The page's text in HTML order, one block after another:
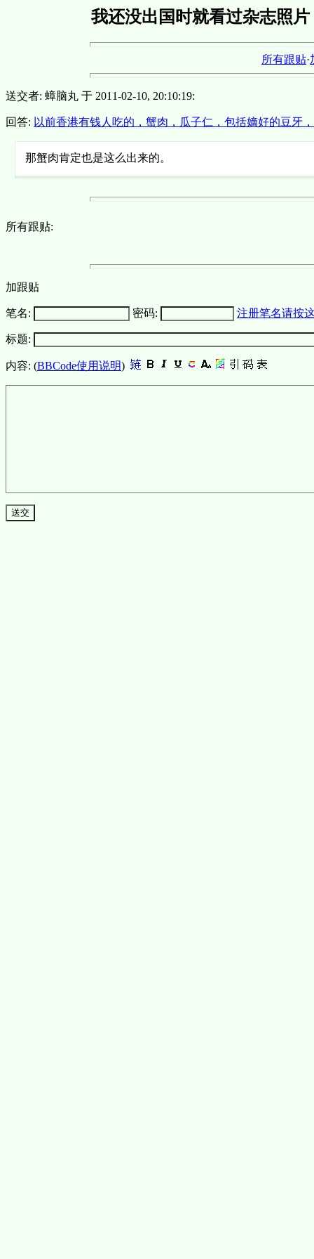
我还没出国时就看过杂志照
所有跟贴·
送交者: 蟑脑丸 于 2011-02-10, 20:10:19:
回答: 以前香港有钱人吃的，蟹肉，瓜子仁，包括嫡好的豆牙
那蟹肉肯定也是这么出来的。
所有跟贴:
加跟贴
笔名: 密码: 注册笔名请按
标题:
内容: (BBCode使用说明)